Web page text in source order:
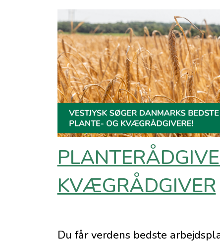
KVÆGRÅDGIVER
Du får verdens bedste